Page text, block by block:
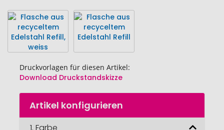
Druckvorlagen für diesen Artikel:
Download Druckstandskizze
Zum
Anfang
Bildgalerie
Artikel konfigurieren